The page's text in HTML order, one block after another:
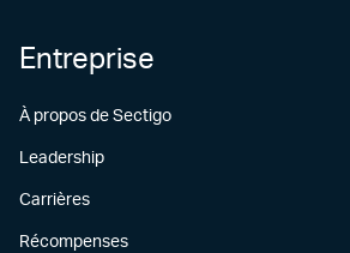
Entreprise
À propos de Sectigo
Leadership
Carrières
Récompenses